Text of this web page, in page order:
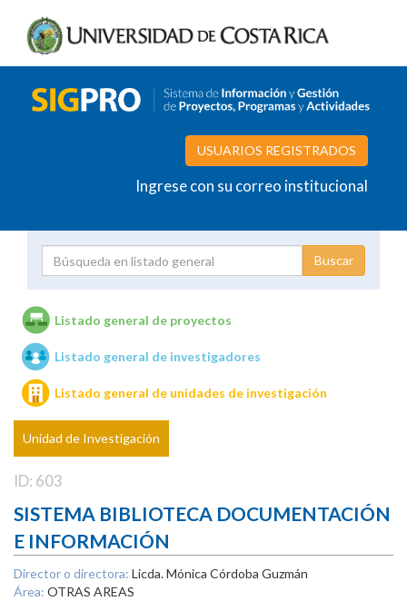
USUARIOS REGISTRADOS
Ingrese con su correo institucional
Unidades de investigación
Listado general de proyectos
Listado general de investigadores
Listado general de unidades de investigación
Unidad de Investigación
ID: 603
SISTEMA BIBLIOTECA DOCUMENTACIÓN
E INFORMACIÓN
Director o directora: Licda. Mónica Córdoba Guzmán
Área: OTRAS AREAS